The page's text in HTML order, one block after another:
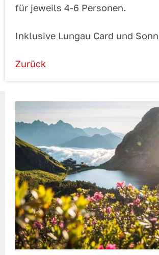
für jeweils 4-6 Personen.
Inklusive Lungau Card und
Zurück